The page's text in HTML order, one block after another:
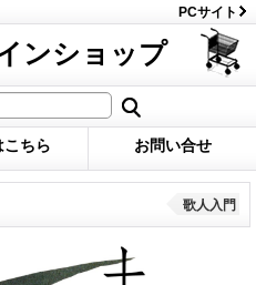
PCサイト
ンショップ
こちら お問い合せ
歌人入門